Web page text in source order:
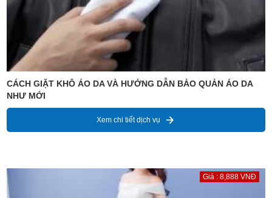
CÁCH GIẶT KHÔ ÁO DA VÀ HƯỚNG DẪN BẢO QUẢN ÁO DA
NHƯ MỚI
Xem chi tiết dịch vụ
Giá : 8,888 VNĐ